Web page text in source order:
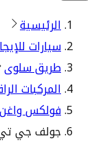
الرئيسية
سيارات
طريق سلوى
المركبات
فولكس واغن
جولف جي